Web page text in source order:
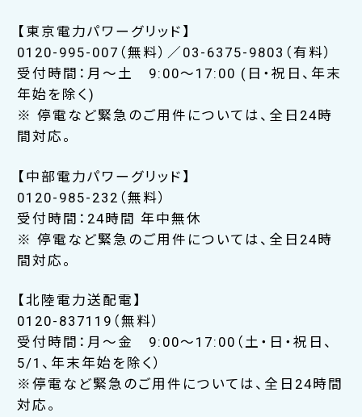
【東京電力パワーグリッド】
0120-995-007（無料）／03-6375-9803（有料）
受付時間：月～土 9:00～17:00 (日・祝日、年末
年始を除く)
※ 停電など緊急のご用件については、全日24時
間対応。
【中部電力パワーグリッド】
0120-985-232（無料）
受付時間：24時間 年中無休
※ 停電など緊急のご用件については、全日24時
間対応。
【北陸電力送配電】
0120-837119（無料）
受付時間：月～金 9:00～17:00（土・日・祝日、
5/1、年末年始を除く）
※停電など緊急のご用件については、全日24時間
対応。